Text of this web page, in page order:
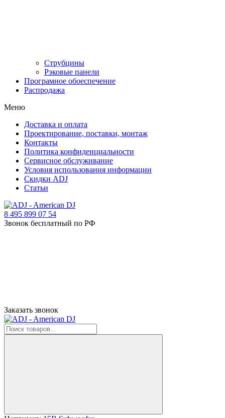
Струбцины
Рэковые панели
Програмное обоеспечение
Распродажа
Меню
Доставка и оплата
Проектирование, поставки, монтаж
Контакты
Политика конфиденциальности
Сервисное обслуживание
Условия использования информации
Скидки ADJ
Статьи
8 495 899 07 54
Звонок бесплатный по РФ
Заказать звонок